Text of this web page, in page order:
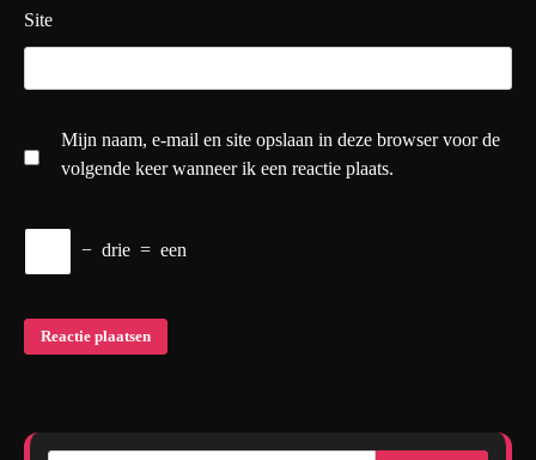
Site
Mijn naam, e-mail en site opslaan in deze browser voor de
volgende keer wanneer ik een reactie plaats.
− drie = een